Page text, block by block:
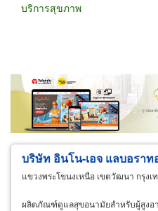
บริการสุขภาพ
ขายส่ง ขายปลีก
ผู้ส่งออก/นำเข้า
ธุรกิ
บริษัท อินโน-เอจ แลบอราท
แขวงพระโขนงเหนือ เขตวัฒนา กรุง
ผลิตภัณฑ์ดูแลสุขอนามัยสำหรับผู้สูงอ